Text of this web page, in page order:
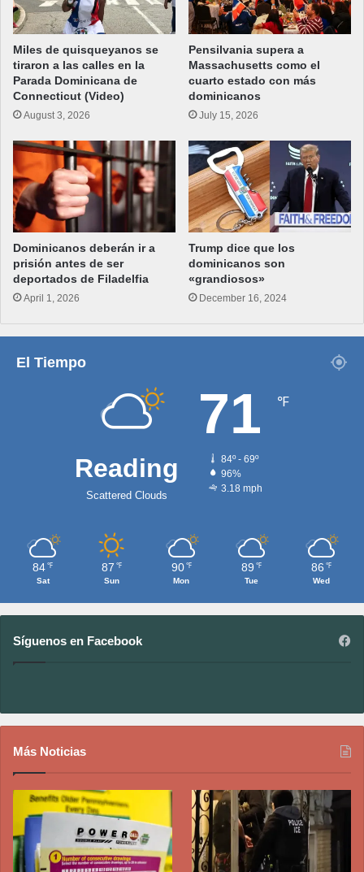
Miles de quisqueyanos se
tiraron a las calles en la
Parada Dominicana de
Connecticut (Video)
August 3, 2026
Pensilvania supera a
Massachusetts como el
cuarto estado con más
dominicanos
July 15, 2026
Dominicanos deberán ir a
prisión antes de ser
deportados de Filadelfia
April 1, 2026
Trump dice que los
dominicanos son
«grandiosos»
December 16, 2024
El Tiempo
Reading
Scattered Clouds
71 ℉
84º - 69º
96%
3.18 mph
84 ℉
Sat
87 ℉
Sun
90 ℉
Mon
89 ℉
Tue
86 ℉
Wed
Síguenos en Facebook
Más Noticias